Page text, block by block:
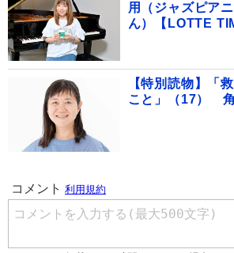
用（ジャズピア
ん）【LOTTE
【特別読物】「
こと」（17）